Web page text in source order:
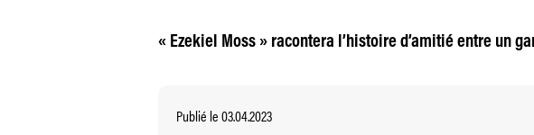
« Ezekiel Moss » racontera l’histoire d’amitié entre un
Publié le 03.04.2023